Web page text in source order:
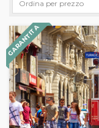
GARANTITA